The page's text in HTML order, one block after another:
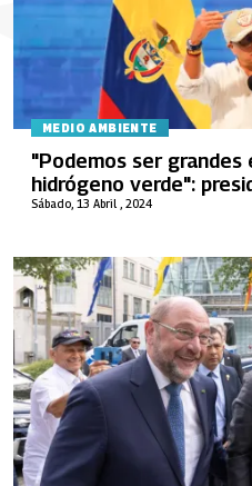
MEDIO AMBIENTE
Sábado, 13 Abril , 2024
"Podemos ser
hidrógeno verde":